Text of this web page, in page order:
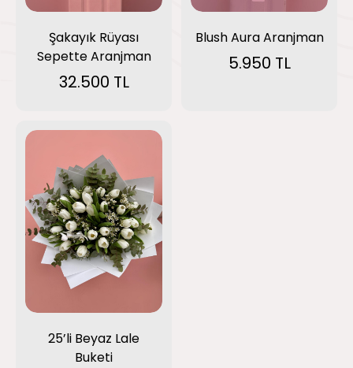
Şakayık Rüyası
Sepette Aranjman
32.500 TL
Blush Aura Aranjman
5.950 TL
25’li Beyaz Lale
Buketi